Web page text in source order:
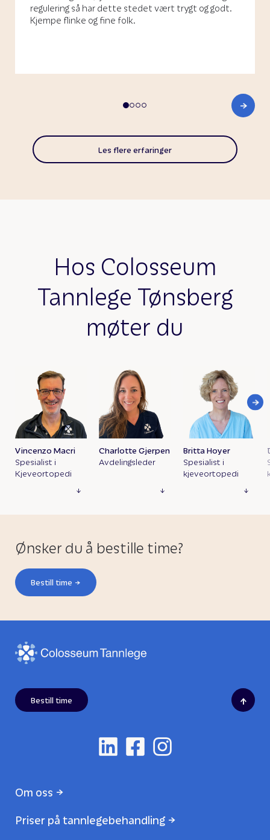
regulering så har dette stedet vært trygt og godt.
Kjempe flinke og fine folk.
Les flere erfaringer
Hos Colosseum
Tannlege Tønsberg
møter du
Vincenzo Macri
Spesialist i
Kjeveortopedi
Charlotte Gjerpen
Avdelingsleder
Britta Hoyer
Spesialist i
kjeveortopedi
Ønsker du å bestille time?
Bestill time
Bestill time
Om oss
Priser på tannlegebehandling
↑